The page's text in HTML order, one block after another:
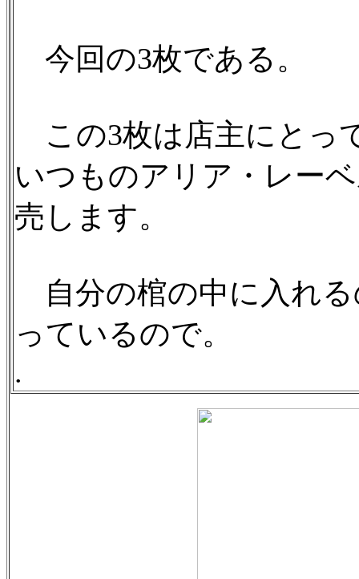
今回の3枚である。
この3枚は店主にとっ
いつものアリア・レー
売します。
自分の棺の中に入れ
っているので。
.